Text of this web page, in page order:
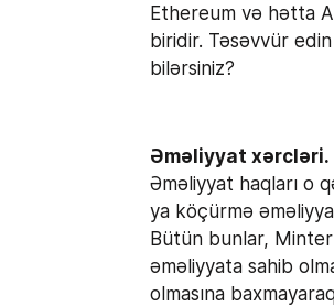
Ethereum və hətta
biridir. Təsəvvür
bilərsiniz?
Əməliyyat xərcləri.
Əməliyyat haqları o
ya köçürmə
Bütün bunlar,
əməliyyata sahib
olmasına